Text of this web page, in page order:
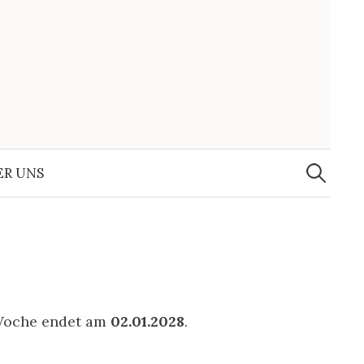
UNS
Suchen
nach:
endet am 02.01.2028.